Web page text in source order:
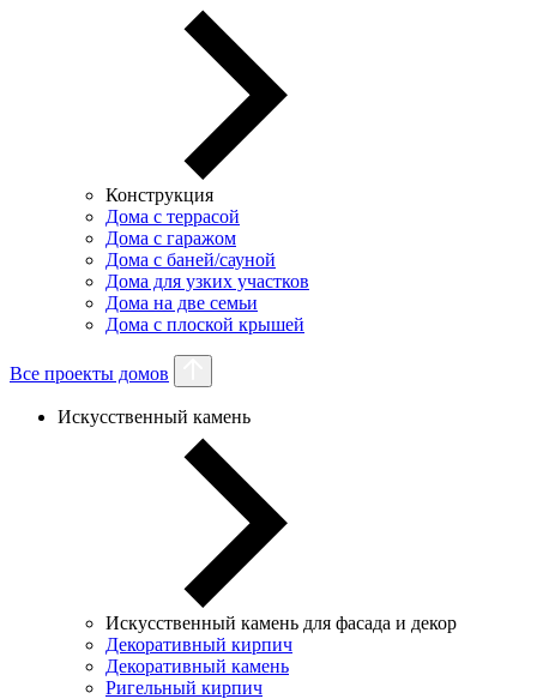
Конструкция
Дома с террасой
Дома с гаражом
Дома с баней/сауной
Дома для узких участков
Дома на две семьи
Дома с плоской крышей
Все проекты домов
Искусственный камень
Искусственный камень для фасада и декор
Декоративный кирпич
Декоративный камень
Ригельный кирпич